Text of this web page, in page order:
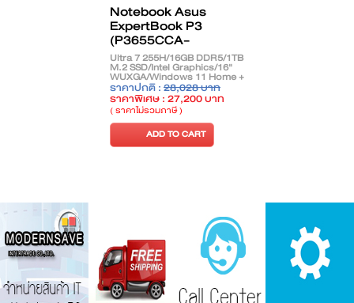
Notebook Asus
ExpertBook P3
(P3655CCA-
MB2012WS)
Ultra 7 255H/16GB DDR5/1TB
M.2 SSD/Intel Graphics/16"
WUXGA/Windows 11 Home +
Office Home 2024/Gentle
Grey
ราคาปกติ : 28,028 บาท
ราคาพิเศษ : 27,200 บาท
( ราคาไม่รวมภาษี )
ADD TO CART